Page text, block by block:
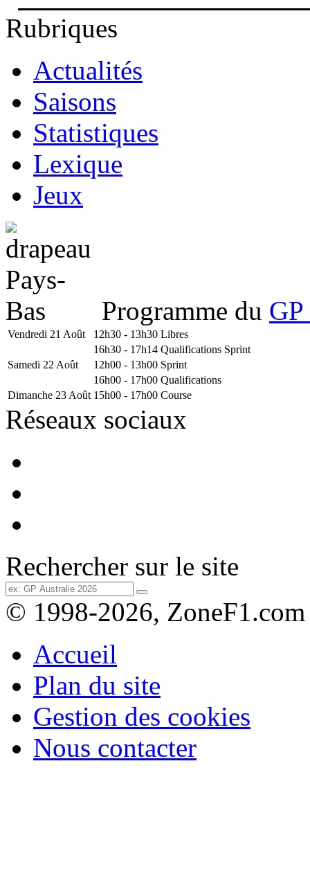
Rubriques
Actualités
Saisons
Statistiques
Lexique
Jeux
Programme du
Vendredi 21 Août 12h30 - 13h30 Libres
16h30 - 17h14 Qualifications Sprint
Samedi 22 Août
12h00 - 13h00 Sprint
16h00 - 17h00 Qualifications
Dimanche 23 Août 15h00 - 17h00 Course
Réseaux sociaux
Rechercher sur le site
© 1998-2026, ZoneF1.com
Accueil
Plan du site
Gestion des cookies
Nous contacter